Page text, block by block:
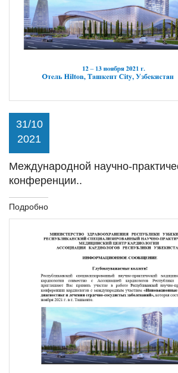
31/10
2021
Международной научно-
конференции..
Подробно